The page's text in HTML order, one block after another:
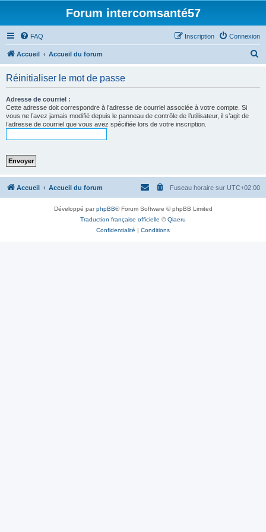
Forum intercomsanté57
FAQ Connexion
Inscription
Accueil Accueil du forum
Réinitialiser le mot de passe
Adresse de courriel :
Cette adresse doit correspondre à l’adresse de courriel associée à votre compte. Si
vous ne l’avez jamais modifié depuis le panneau de contrôle de l’utilisateur, il s’agit de
l’adresse de courriel que vous avez spécifiée lors de votre inscription.
Accueil Accueil du forum Fuseau horaire sur UTC+02:00
Développé parphpBB® Forum Software © phpBB Limited
Traduction française officielle ©Qiaeru
Confidentialité | Conditions